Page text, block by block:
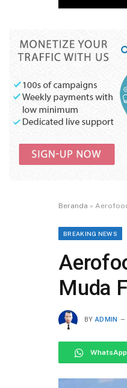
Beranda »
BREAKING NEWS
Muda
BY ADMIN
WhatsApp